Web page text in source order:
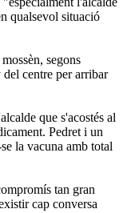
qualsevol situació
segons
centre per arribar
que s'acostés al
Pedret i un
la vacuna amb total
tan gran
cap conversa